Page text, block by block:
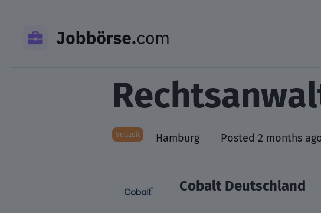
Vollzeit Hamburg Posted 2 months
Cobalt Deutschland